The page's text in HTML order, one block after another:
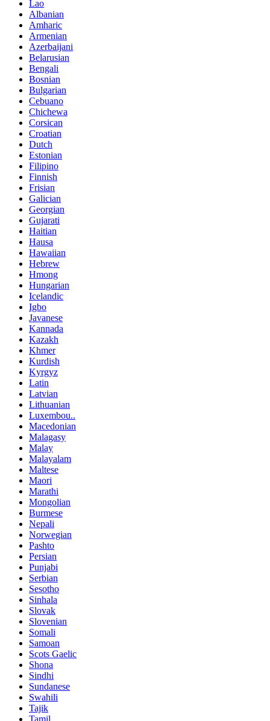
Lao
Albanian
Amharic
Armenian
Azerbaijani
Belarusian
Bengali
Bosnian
Bulgarian
Cebuano
Chichewa
Corsican
Croatian
Dutch
Estonian
Filipino
Finnish
Frisian
Galician
Georgian
Gujarati
Haitian
Hausa
Hawaiian
Hebrew
Hmong
Hungarian
Icelandic
Igbo
Javanese
Kannada
Kazakh
Khmer
Kurdish
Kyrgyz
Latin
Latvian
Lithuanian
Luxembou..
Macedonian
Malagasy
Malay
Malayalam
Maltese
Maori
Marathi
Mongolian
Burmese
Nepali
Norwegian
Pashto
Persian
Punjabi
Serbian
Sesotho
Sinhala
Slovak
Slovenian
Somali
Samoan
Scots Gaelic
Shona
Sindhi
Sundanese
Swahili
Tajik